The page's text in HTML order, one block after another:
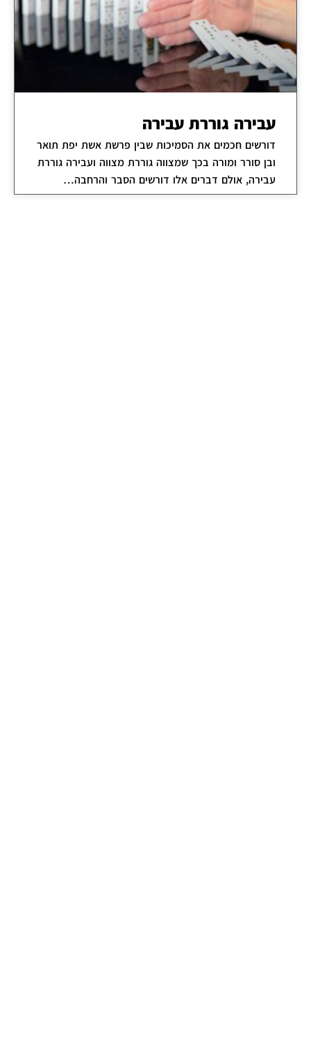
עבירה גוררת עבירה
דורשים חכמים את הסמיכות שבין פרשת אשת יפת תואר
ובן סורר ומורה בכך שמצווה גוררת מצווה ועבירה גוררת
עבירה, אולם דברים אלו דורשים הסבר והרחבה…